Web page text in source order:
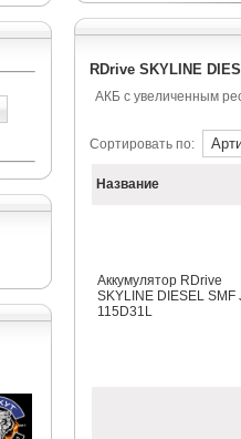
RDrive SKYLINE
АКБ с увеличенным
Сортировать по:
Название
Аккумулятор RDrive
SKYLINE DIESEL SMF
115D31L